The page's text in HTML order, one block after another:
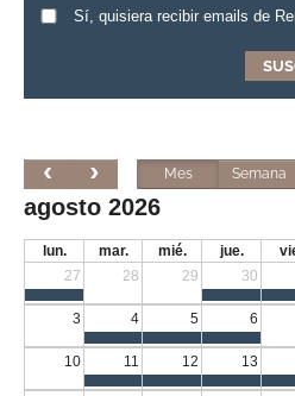
Sí, quisiera recibir emails de
Mes Semana
agosto 2026
lun. mar. mié. jue.
27
28 29 30
3 4 5 6
10 11 12 13